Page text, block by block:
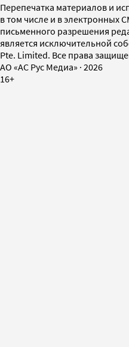
Перепечатка материалов и
в том числе и в электронных
письменного разрешения
является исключительной
Pte. Limited. Все права
AO «АС Рус Медиа» · 2026
16+